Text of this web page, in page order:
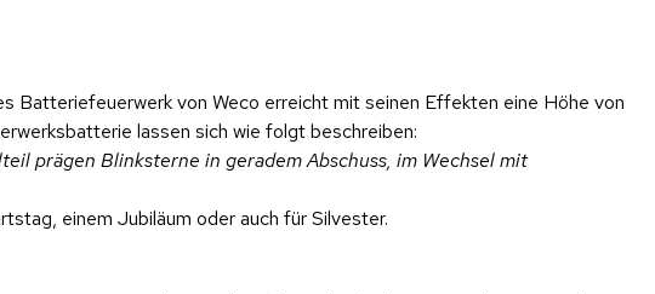
Batteriefeuerwerk von Weco erreicht mit seinen Effekten eine Höhe von
lassen sich wie folgt beschreiben:
prägen Blinksterne in geradem Abschuss, im Wechsel mit
einem Jubiläum oder auch für Silvester.